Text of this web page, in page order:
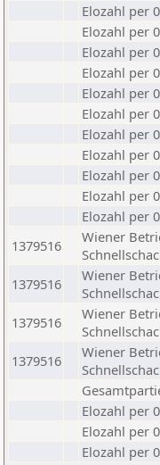
Elozahl per
Elozahl per
Elozahl per
Elozahl per
Elozahl per
Elozahl per
Elozahl per
Elozahl per
Elozahl per
Elozahl per
Elozahl per
1379516
Wiener
1379516
Wiener
1379516
Wiener
1379516
Wiener
Elozahl per
Elozahl per
Elozahl per